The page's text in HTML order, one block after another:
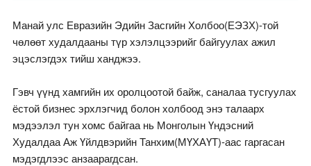
Манай улс Евразийн Эдийн Засгийн Холбоо(ЕЭЗХ)-той
чөлөөт худалдааны түр хэлэлцээрийг байгуулах ажил
эцэслэгдэх тийш ханджээ.
Гэвч үүнд хамгийн их оролцоотой байж, саналаа тусгуулах
ёстой бизнес эрхлэгчид болон холбоод энэ талаарх
мэдээлэл тун хомс байгаа нь Монголын Үндэсний
Худалдаа Аж Үйлдвэрийн Танхим(МҮХАҮТ)-аас гаргасан
мэдэгдлээс анзаарагдсан.